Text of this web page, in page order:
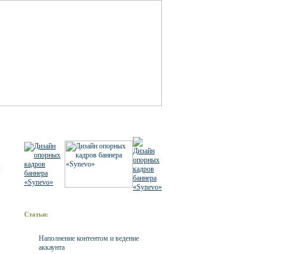
Статьи:
Наполнение контентом и ведение
аккаунта